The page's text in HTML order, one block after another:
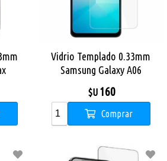
Vidrio Templado 0.33mm
Samsung Galaxy A06
$U 160
Comprar